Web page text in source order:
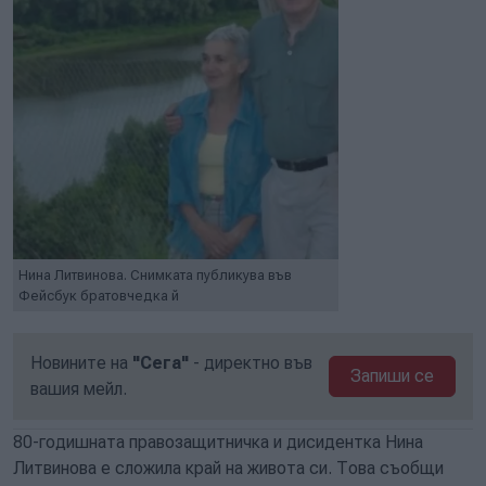
Нина Литвинова. Снимката публикува във
Фейсбук братовчедка й
Новините на "Сега" - директно във
вашия мейл.
Запиши се
80-годишната правозащитничка и дисидентка Нина
Литвинова е сложила край на живота си. Това съобщи